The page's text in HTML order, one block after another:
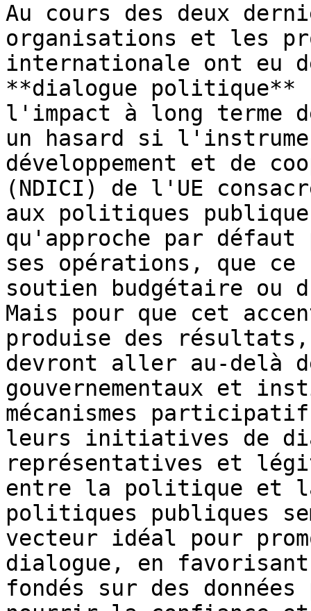
Au cours des deux
organisations et les
internationale ont eu
**dialogue politique**
l'impact à long terme
un hasard si
développement et de
(NDICI) de l'UE
aux politiques
qu'approche par défaut
ses opérations, que
soutien budgétaire ou
Mais pour que cet
produise des
devront aller au-delà
gouvernementaux et
mécanismes
leurs initiatives de
représentatives et
entre la politique et
politiques publiques
vecteur idéal pour
dialogue, en
fondés sur des